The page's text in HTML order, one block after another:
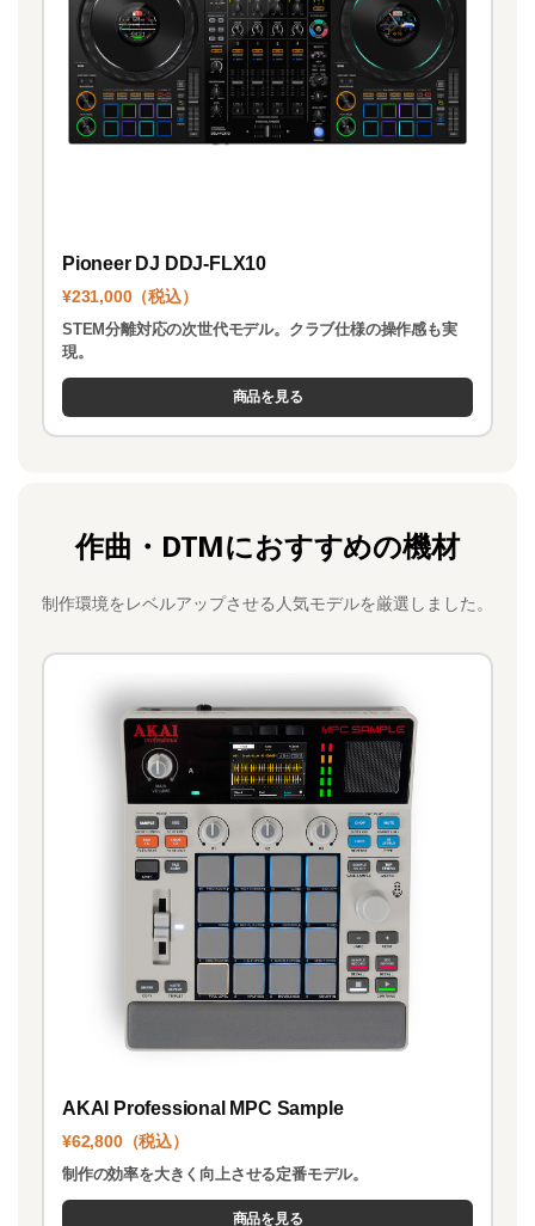
Pioneer DJ DDJ-FLX10
¥231,000（税込）
STEM分離対応の次世代モデル。クラブ仕様の操作感も実
現。
商品を見る
作曲・DTMにおすすめの機材
制作環境をレベルアップさせる人気モデルを厳選しました。
AKAI Professional MPC Sample
¥62,800（税込）
制作の効率を大きく向上させる定番モデル。
商品を見る